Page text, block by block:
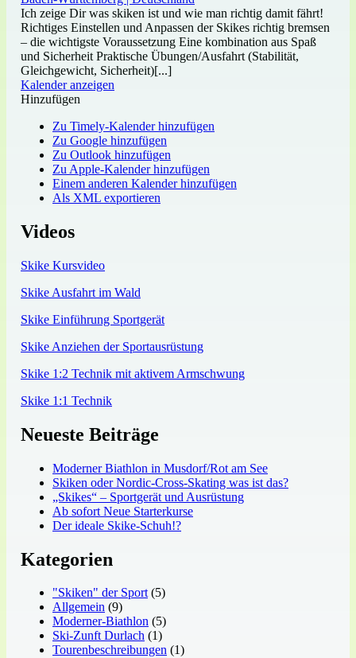
Ich zeige Dir was skiken ist und wie man richtig damit fährt!
Richtiges Einstellen und Anpassen der Skikes richtig bremsen
– die wichtigste Voraussetzung Eine kombination aus Spaß
und Sicherheit Praktische Übungen/Ausfahrt (Stabilität,
Gleichgewicht, Sicherheit)[...]
Kalender anzeigen
Hinzufügen
Zu Timely-Kalender hinzufügen
Zu Google hinzufügen
Zu Outlook hinzufügen
Zu Apple-Kalender hinzufügen
Einem anderen Kalender hinzufügen
Als XML exportieren
Videos
Skike Kursvideo
Skike Ausfahrt im Wald
Skike Einführung Sportgerät
Skike Anziehen der Sportausrüstung
Skike 1:2 Technik mit aktivem Armschwung
Skike 1:1 Technik
Neueste Beiträge
Moderner Biathlon in Musdorf/Rot am See
Skiken oder Nordic-Cross-Skating was ist das?
„Skikes“ – Sportgerät und Ausrüstung
Ab sofort Neue Starterkurse
Der ideale Skike-Schuh!?
Kategorien
"Skiken" der Sport(5)
Allgemein (9)
Moderner-Biathlon (5)
Ski-Zunft Durlach (1)
Tourenbeschreibungen (1)